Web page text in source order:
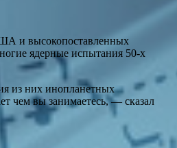
и высокопоставленных
ядерные испытания 50-х
из них инопланетных
чем вы занимаетесь, — сказал